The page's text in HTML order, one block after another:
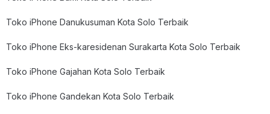
Toko iPhone Danukusuman Kota Solo Terbaik
Toko iPhone Eks-karesidenan Surakarta Kota Solo Terbaik
Toko iPhone Gajahan Kota Solo Terbaik
Toko iPhone Gandekan Kota Solo Terbaik